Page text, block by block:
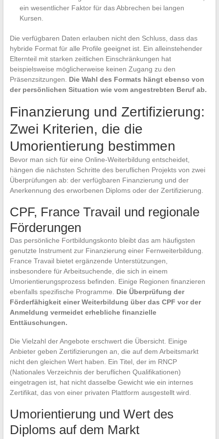
ein wesentlicher Faktor für das Abbrechen bei langen
Kursen.
Die verfügbaren Daten erlauben nicht den Schluss, dass das
hybride Format für alle Profile geeignet ist. Ein alleinstehender
Elternteil mit starken zeitlichen Einschränkungen hat
beispielsweise möglicherweise keinen Zugang zu den
Präsenzsitzungen. Die Wahl des Formats hängt ebenso von
der persönlichen Situation wie vom angestrebten Beruf ab.
Finanzierung und Zertifizierung:
Zwei Kriterien, die die
Umorientierung bestimmen
Bevor man sich für eine Online-Weiterbildung entscheidet,
hängen die nächsten Schritte des beruflichen Projekts von zwei
Überprüfungen ab: der verfügbaren Finanzierung und der
Anerkennung des erworbenen Diploms oder der Zertifizierung.
CPF, France Travail und regionale
Förderungen
Das persönliche Fortbildungskonto bleibt das am häufigsten
genutzte Instrument zur Finanzierung einer Fernweiterbildung.
France Travail bietet ergänzende Unterstützungen,
insbesondere für Arbeitsuchende, die sich in einem
Umorientierungsprozess befinden. Einige Regionen finanzieren
ebenfalls spezifische Programme. Die Überprüfung der
Förderfähigkeit einer Weiterbildung über das CPF vor der
Anmeldung vermeidet erhebliche finanzielle
Enttäuschungen.
Die Vielzahl der Angebote erschwert die Übersicht. Einige
Anbieter geben Zertifizierungen an, die auf dem Arbeitsmarkt
nicht den gleichen Wert haben. Ein Titel, der im RNCP
(Nationales Verzeichnis der beruflichen Qualifikationen)
eingetragen ist, hat nicht dasselbe Gewicht wie ein internes
Zertifikat, das von einer privaten Plattform ausgestellt wird.
Umorientierung und Wert des
Diploms auf dem Markt